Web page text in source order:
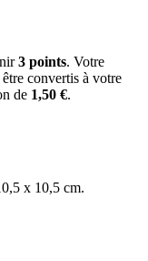
3 points. Votre
convertis à votre
de 1,50 €.
x 10,5 cm.